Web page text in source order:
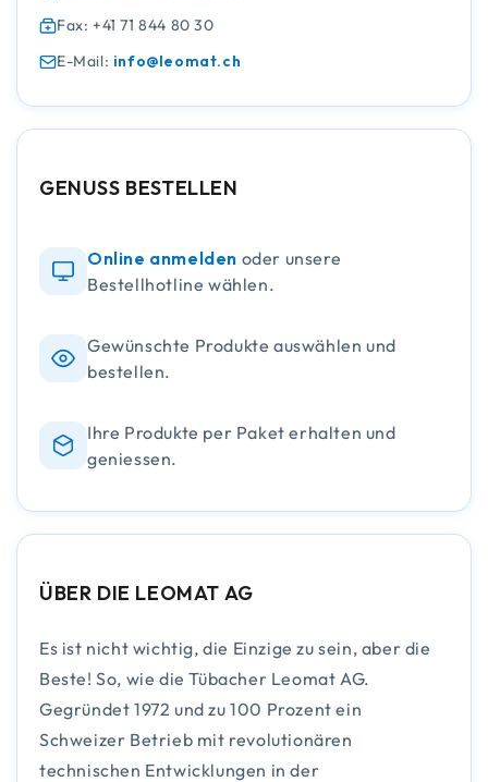
Fax: +41 71 844 80 30
E-Mail: info@leomat.ch
GENUSS BESTELLEN
Online anmelden oder unsere
Bestellhotline wählen.
Gewünschte Produkte auswählen und
bestellen.
Ihre Produkte per Paket erhalten und
geniessen.
ÜBER DIE LEOMAT AG
Es ist nicht wichtig, die Einzige zu sein, aber die
Beste! So, wie die Tübacher Leomat AG.
Gegründet 1972 und zu 100 Prozent ein
Schweizer Betrieb mit revolutionären
technischen Entwicklungen in der